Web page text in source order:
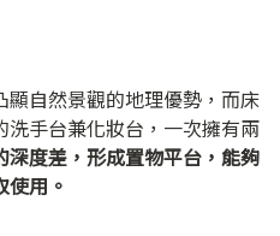
自然景觀的地理優勢，而床
手台兼化妝台，一次擁有兩
深度差，形成置物平台，能夠
用。